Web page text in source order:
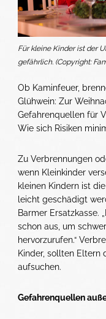
Für kleine Kinder ist der
gefährlich. (Copyright:
Ob Kaminfeuer,
Glühwein: Zur
Gefahrenquellen für
Wie sich Risiken
Zu Verbrennungen
wenn Kleinkinder
kleinen Kindern ist
leicht geschädigt
Barmer Ersatzkasse.
schon aus, um
hervorzurufen.“
Kinder, sollten Eltern
aufsuchen.
Gefahrenquellen